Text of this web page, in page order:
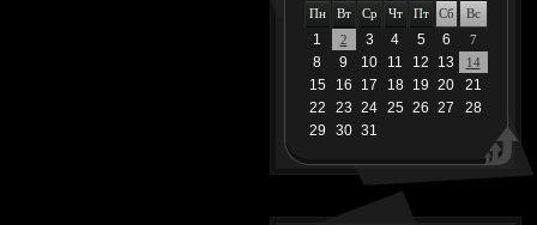
Пн Вт Ср Чт Пт Сб Вс
1 2 3 4 5 6 7
8 9 10 11 12 13 14
15 16 17 18 19 20
21
22
23 24 25 26 27
28
29
30 31